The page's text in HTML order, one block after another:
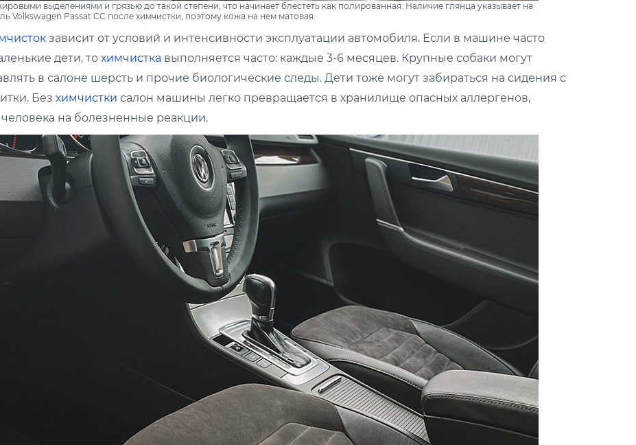
выделениями и грязью до такой степени, что начинает блестеть как полированная. Наличие глянца указывает на
Volkswagen Passat CC после химчистки, поэтому кожа на нем матовая.
зависит от условий и интенсивности эксплуатации автомобиля. Если в машине часто
дети, то химчистка выполняется часто: каждые 3-6 месяцев. Крупные собаки могут
в салоне шерсть и прочие биологические следы. Дети тоже могут забираться на сидения с
Без химчистки салон машины легко превращается в хранилище опасных аллергенов,
на болезненные реакции.